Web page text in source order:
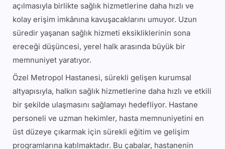
açılmasıyla birlikte sağlık hizmetlerine daha hızlı ve
kolay erişim imkânına kavuşacaklarını umuyor. Uzun
süredir yaşanan sağlık hizmeti eksikliklerinin sona
ereceği düşüncesi, yerel halk arasında büyük bir
memnuniyet yaratıyor.
Özel Metropol Hastanesi, sürekli gelişen kurumsal
altyapısıyla, halkın sağlık hizmetlerine daha hızlı ve etkili
bir şekilde ulaşmasını sağlamayı hedefliyor. Hastane
personeli ve uzman hekimler, hasta memnuniyetini en
üst düzeye çıkarmak için sürekli eğitim ve gelişim
programlarına katılmaktadır. Bu çabalar, hastanenin